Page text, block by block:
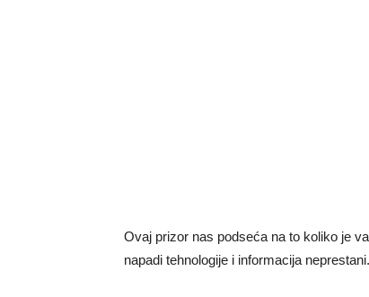
Ovaj prizor nas podseća na to koliko je
napadi tehnologije i informacija neprestani.